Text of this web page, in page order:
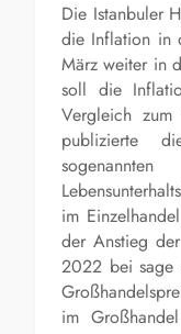
Die Istanbuler
die Inflation in
März weiter in
soll die
Vergleich
publizierte
im
der Anstieg
2022 bei sage
im